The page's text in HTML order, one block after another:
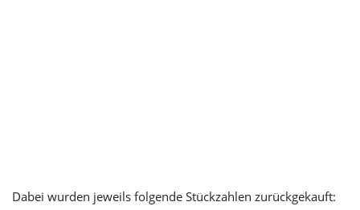
Dabei wurden jeweils folgende Stückzahlen zurückgekauft: